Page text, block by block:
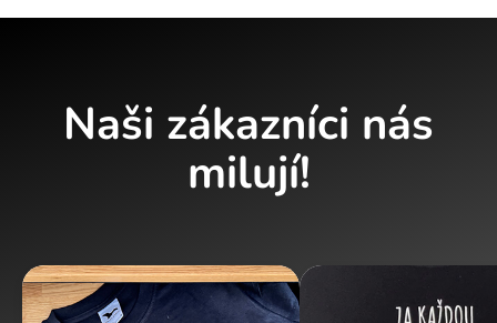
Naši zákazníci nás
milují!